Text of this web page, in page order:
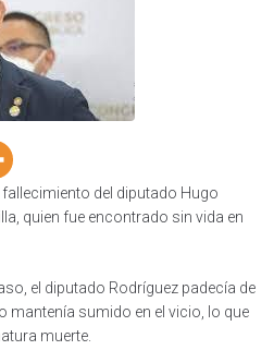
del diputado Hugo
quien fue encontrado sin vida en
el diputado Rodríguez padecía de
mantenía sumido en el vicio, lo que
muerte.